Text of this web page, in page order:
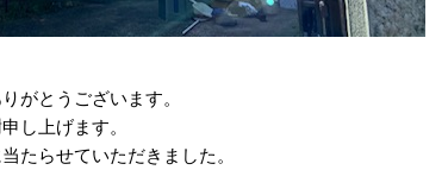
がとうございます。
し上げます。
たらせていただきました。